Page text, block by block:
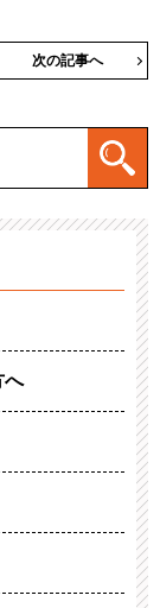
次の記事へ
へ